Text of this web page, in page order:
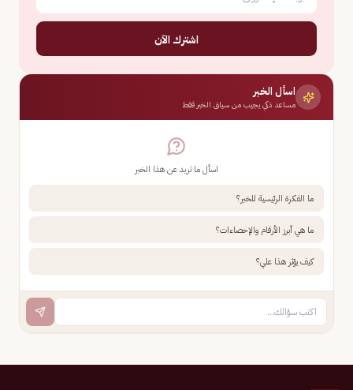
اشترك الآن
اسأل الخبر
مساعد ذكي يجيب من سياق الخبر فقط
اسأل ما تريد عن هذا الخبر
ما الفكرة الرئيسية للخبر؟
ما هي أبرز الأرقام والإحصاءات؟
كيف يؤثر هذا علي؟